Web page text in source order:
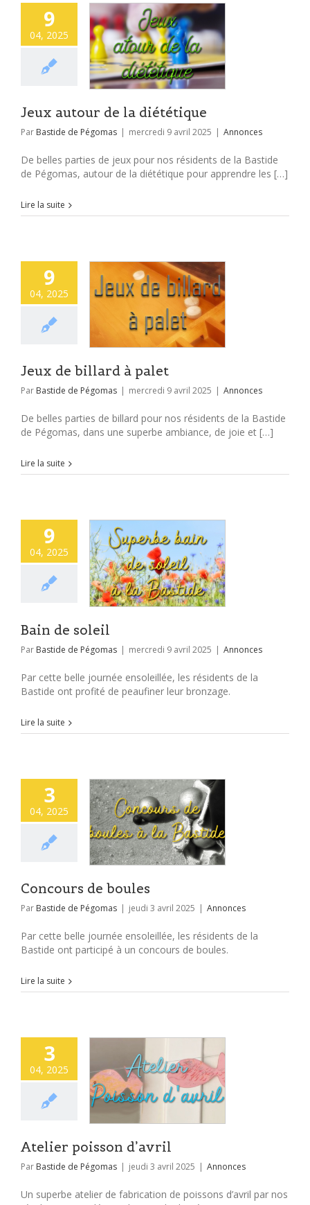
9
04, 2025
Jeux autour de la diététique
Par Bastide de Pégomas | mercredi 9 avril 2025 | Annonces
De belles parties de jeux pour nos résidents de la Bastide
de Pégomas, autour de la diététique pour apprendre les […]
Lire la suite
9
04, 2025
Jeux de billard à palet
Par Bastide de Pégomas mercredi 9 avril 2025 Annonces
De belles parties de billard pour nos résidents de la Bastide
de Pégomas, dans une superbe ambiance, de joie et […]
Lire la suite
9
04, 2025
Bain de soleil
Par Bastide de Pégomas | mercredi 9 avril 2025 | Annonces
Par cette belle journée ensoleillée, les résidents de la
Bastide ont profité de peaufiner leur bronzage.
Lire la suite
3
04, 2025
Concours de boules
Par Bastide de Pégomas | jeudi 3 avril 2025 | Annonces
Par cette belle journée ensoleillée, les résidents de la
Bastide ont participé à un concours de boules.
Lire la suite
3
04, 2025
Atelier poisson d’avril
Par Bastide de Pégomas | jeudi 3 avril 2025 | Annonces
Un superbe atelier de fabrication de poissons d’avril par nos